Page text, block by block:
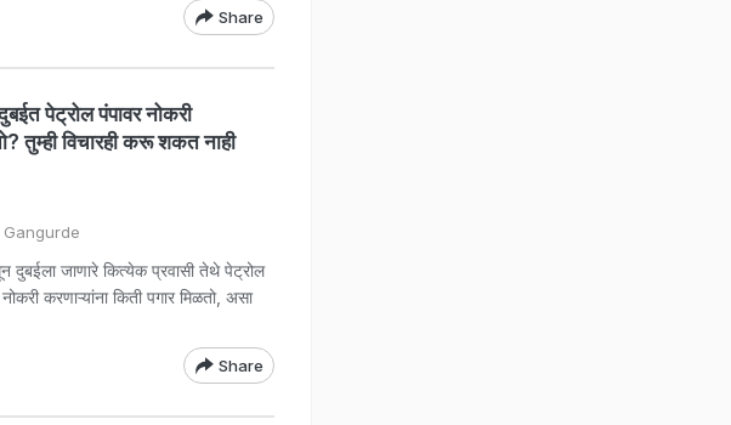
Share
पेट्रोल पंपावर नोकरी
तुम्ही विचारही करू शकत नाही
दुबईला जाणारे कित्येक प्रवासी तेथे पेट्रोल
करणाऱ्यांना किती पगार मिळतो, असा
Share